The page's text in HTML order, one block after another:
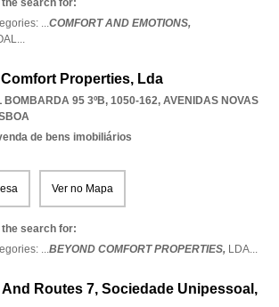
the search for:
...COMFORT AND EMOTIONS,
...
Properties, Lda
BOMBARDA 95 3ºB, 1050-162, AVENIDAS NOVAS
de bens imobiliários
Ver no Mapa
the search for:
...BEYOND COMFORT PROPERTIES, LDA...
Routes 7, Sociedade Unipessoal,